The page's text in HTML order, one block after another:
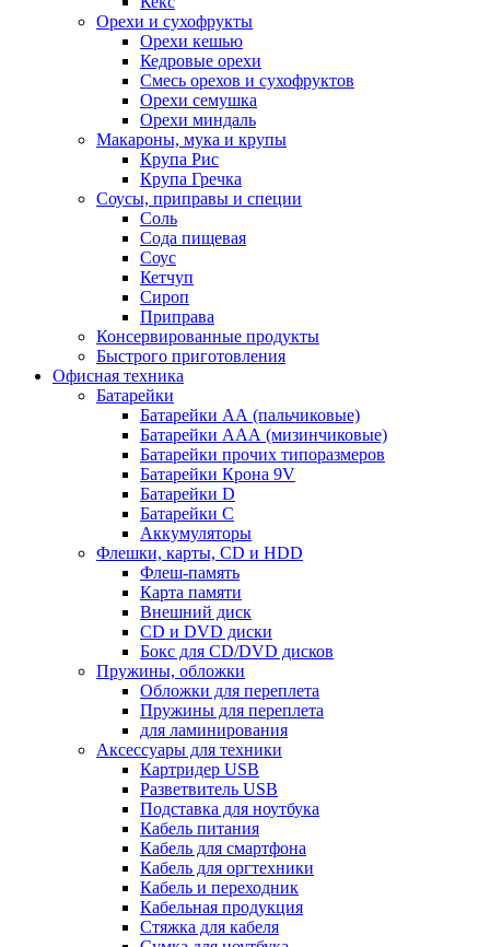
Орехи и сухофрукты
Орехи кешью
Кедровые орехи
Смесь орехов и сухофруктов
Орехи семушка
Орехи миндаль
Макароны, мука и крупы
Крупа Рис
Крупа Гречка
Соусы, приправы и специи
Соль
Сода пищевая
Соус
Кетчуп
Сироп
Приправа
Консервированные продукты
Быстрого приготовления
Офисная техника
Батарейки
Батарейки АА (пальчиковые)
Батарейки ААА (мизинчиковые)
Батарейки прочих типоразмеров
Батарейки Крона 9V
Батарейки D
Батарейки С
Аккумуляторы
Флешки, карты, CD и HDD
Флеш-память
Карта памяти
Внешний диск
CD и DVD диски
Бокс для CD/DVD дисков
Пружины, обложки
Обложки для переплета
Пружины для переплета
для ламинирования
Аксессуары для техники
Картридер USB
Разветвитель USB
Подставка для ноутбука
Кабель питания
Кабель для смартфона
Кабель для оргтехники
Кабель и переходник
Кабельная продукция
Стяжка для кабеля